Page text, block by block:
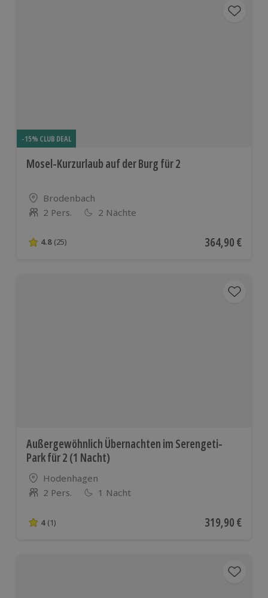
-15% CLUB DEAL
Mosel-Kurzurlaub auf der Burg für 2
Standort
Brodenbach
Anzahl der Teilnehmer
2 Pers. 2 Nächte
4.8 von 5 Sternen basierend auf 25 Bewertungen
4.8 (25) Aktueller Preis
364,90 €
Außergewöhnlich Übernachten im Serengeti-
Park für 2 (1 Nacht)
Standort
Hodenhagen
Anzahl der Teilnehmer
2 Pers. 1 Nacht
4 von 5 Sternen basierend auf 1 Bewertungen
4 (1) Aktueller Preis
319,90 €